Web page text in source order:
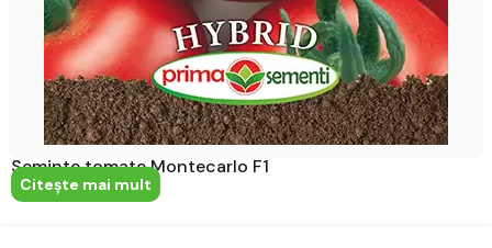
Seminte tomate Montecarlo F1
Citeşte mai mult